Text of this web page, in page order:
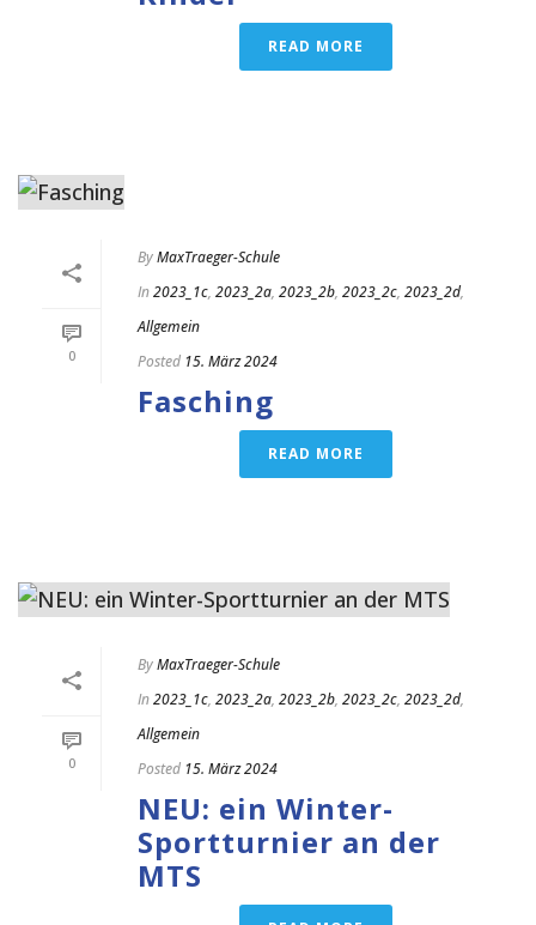
READ MORE
0
ByMaxTraeger-Schule
In2023_1c, 2023_2a, 2023_2b, 2023_2c, 2023_2d,
Allgemein
Posted 15. März 2024
Fasching
READ MORE
0
ByMaxTraeger-Schule
In2023_1c, 2023_2a, 2023_2b, 2023_2c, 2023_2d,
Allgemein
Posted 15. März 2024
NEU: ein Winter-
Sportturnier an der
MTS